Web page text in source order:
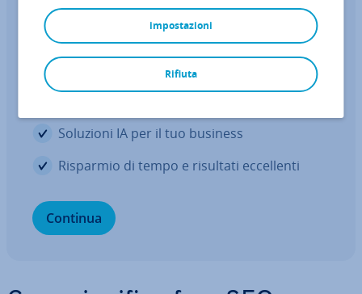
I software IA di IONOS
Scopri la potenza del­l'in­tel­li­gen­za ar­
ti­fi­cia­le
Soluzioni IA per il tuo business
Risparmio di tempo e risultati ec­cel­len­ti
Continua
Rifiuta
impostazioni